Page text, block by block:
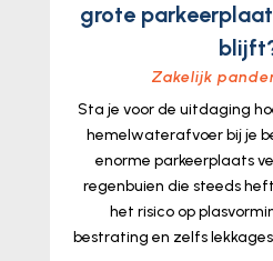
grote
Zakelijk
Sta je voor de uitdaging
hemelwaterafvoer bij je
enorme parkeerplaats
regenbuien die steeds
het risico op
bestrating en zelfs